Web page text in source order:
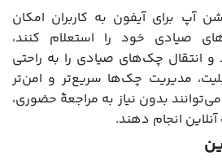
آپ برای آیفون به کاربران امکان
صیادی خود را استعلام کنند،
انتقال چک‌های صیادی را به راحتی
مدیریت چک‌ها سریع‌تر و امن‌تر
بدون نیاز به مراجعۀ حضوری،
انجام دهند.